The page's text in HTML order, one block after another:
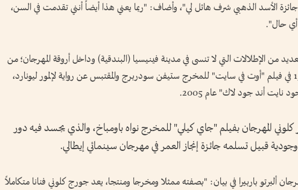
الأسد الذهبي شرف هائل لي"، وأضاف: "ربما يعني هذا أيضاً أنني تقدمت في السن،
أي حال".
من الإطلالات التي لا تنسى في مدينة فينيسيا (البندقية) وداخل أروقة المهرجان؛ من
بينها مشاركته عام 1998 في فيلم "أوت في سايت" للمخرج ستيفن سودربرج والمقتبس عن رواية لإلمور ليونارد،
نايت أند جود لاك" عام 2005.
كلوني المهرجان بفيلم "جاي كيلي" للمخرج نواه باومباخ، والذي يجسد فيه دور
وجودية قبيل تسلمه جائزة إنجاز العمر في مهرجان سينمائي إيطالي.
ألبرتو باربيرا في بيان: "بصفته ممثلا ومخرجا ومنتجا، يعد جورج كلوني فنانا متكاملاً